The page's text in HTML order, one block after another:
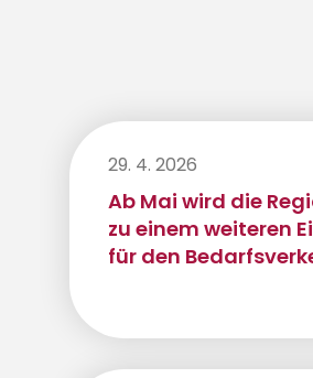
29. 4. 2026
Ab Mai wird die
zu einem weiteren
für den